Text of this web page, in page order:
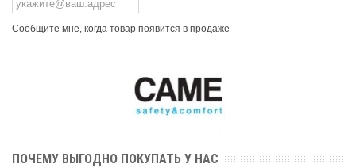
Сообщите мне, когда товар появится в продаже
ПОЧЕМУ ВЫГОДНО ПОКУПАТЬ У НАС